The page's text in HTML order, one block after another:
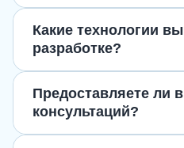
Какие технологии
разработке?
Предоставляете ли
консультаций?